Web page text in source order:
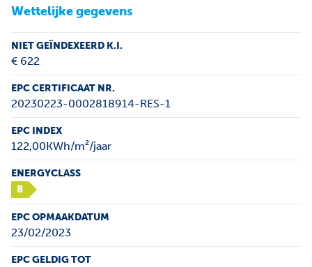
Wettelijke gegevens
NIET GEÏNDEXEERD K.I.
€ 622
EPC CERTIFICAAT NR.
20230223-0002818914-RES-1
EPC INDEX
122,00KWh/m²/jaar
ENERGYCLASS
B
EPC OPMAAKDATUM
23/02/2023
EPC GELDIG TOT